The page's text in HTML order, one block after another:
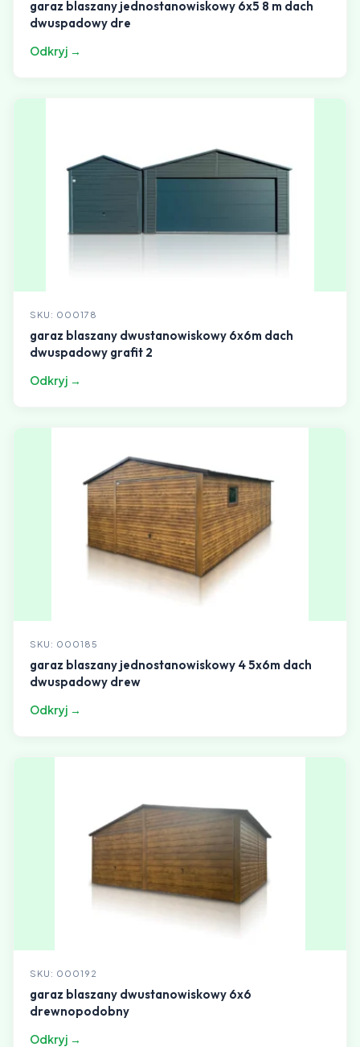
garaz blaszany jednostanowiskowy 6x5 8 m dach
dwuspadowy dre
Odkryj →
SKU: 000178
garaz blaszany dwustanowiskowy 6x6m dach
dwuspadowy grafit 2
Odkryj →
SKU: 000185
garaz blaszany jednostanowiskowy 4 5x6m dach
dwuspadowy drew
Odkryj →
SKU: 000192
garaz blaszany dwustanowiskowy 6x6
drewnopodobny
Odkryj →